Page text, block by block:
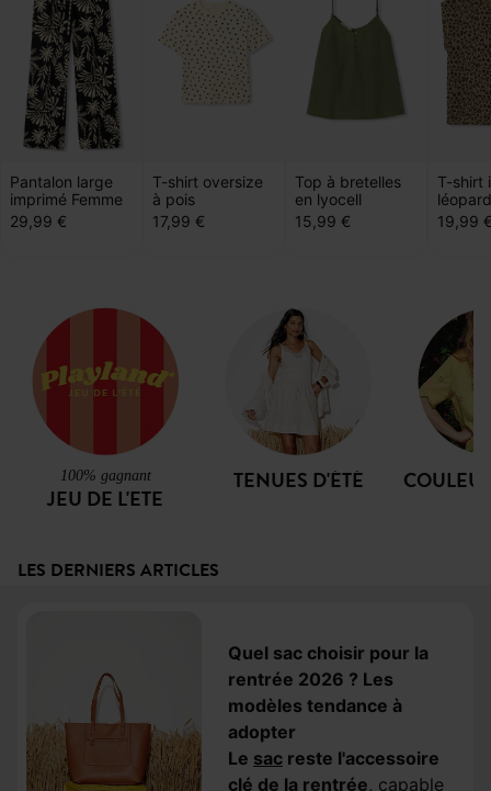
Pantalon large
imprimé Femme
29,99 €
T-shirt oversize
à pois
17,99 €
Top à bretelles
en lyocell
15,99 €
T-shirt
19,99
100% gagnant
JEU DE L'ETE
TENUES D'ÉTÉ
LES DERNIERS ARTICLES
Quel sac choisir pour la
rentrée 2026 ? Les
modèles tendance à
adopter
Le sac reste l'accessoire
clé de la rentrée, capable